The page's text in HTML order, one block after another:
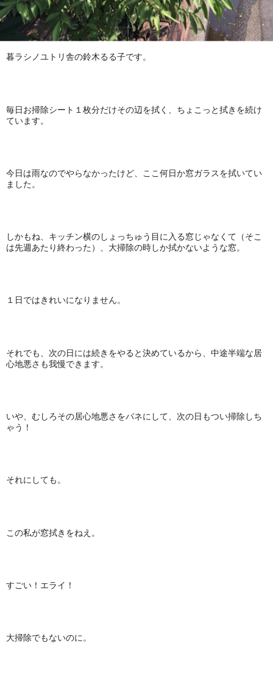
暮ラシノユトリ舎の鈴木るる子です。
毎日お掃除シート１枚分だけその辺を拭く、ちょこっと拭きを続け
ています。
今日は雨なのでやらなかったけど、ここ何日か窓ガラスを拭いてい
ました。
しかもね、キッチン横のしょっちゅう目に入る窓じゃなくて（そこ
は先週あたり終わった）、大掃除の時しか拭かないような窓。
１日ではきれいになりません。
それでも、次の日には続きをやると決めているから、中途半端な居
心地悪さも我慢できます。
いや、むしろその居心地悪さをバネにして、次の日もつい掃除しち
ゃう！
それにしても。
この私が窓拭きをねえ。
すごい！エライ！
大掃除でもないのに。